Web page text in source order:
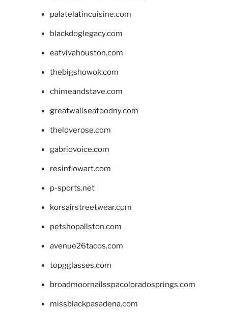
palatelatincuisine.com
blackdoglegacy.com
eatvivahouston.com
thebigshowok.com
chimeandstave.com
greatwallseafoodny.com
theloverose.com
gabriovoice.com
resinflowart.com
p-sports.net
korsairstreetwear.com
petshopallston.com
avenue26tacos.com
topgglasses.com
broadmoornailsspacoloradosprings.com
missblackpasadena.com